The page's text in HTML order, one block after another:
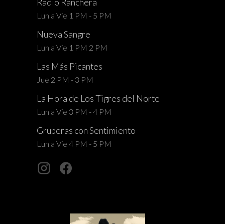
Lun a Vie 1 PM - 5 PM
Nueva Sangre
Lun a Vie 1 PM 2 PM
Las Más Picantes
Jue 2 PM - 3 PM
La Hora de Los Tigres del Norte
Lun a Vie 3 PM - 4 PM
Gruperas con Sentimiento
Lun a Vie 4 PM - 5 PM